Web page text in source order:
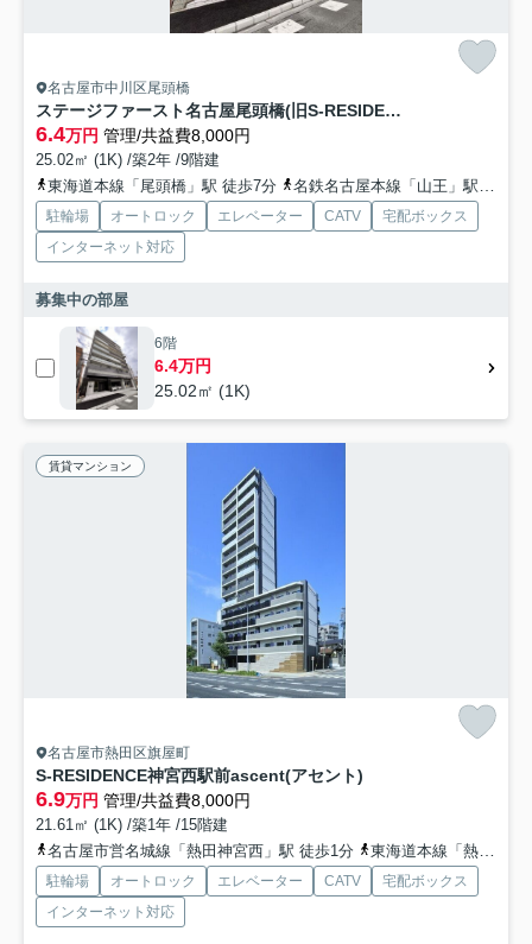
名古屋市中川区尾頭橋
ステージファースト名古屋尾頭橋(旧S-RESIDENCE尾頭橋)
6.4万円 管理/共益費8,000円
25.02㎡ (1K) /築2年 /9階建
東海道本線「尾頭橋」駅 徒歩7分
名鉄名古屋本線「山王」駅 徒歩13分
駐輪場 オートロック エレベーター CATV
宅配ボックス
インターネット対応
募集中の部屋
6階
6.4万円
25.02㎡ (1K)
賃貸マンション
名古屋市熱田区旗屋町
S-RESIDENCE神宮西駅前ascent(アセント)
6.9万円 管理/共益費8,000円
21.61㎡ (1K) /築1年 /15階建
名古屋市営名城線「熱田神宮西」駅 徒歩1分
東海道本線「熱田」駅 徒歩5分
駐輪場 オートロック エレベーター CATV
宅配ボックス
インターネット対応